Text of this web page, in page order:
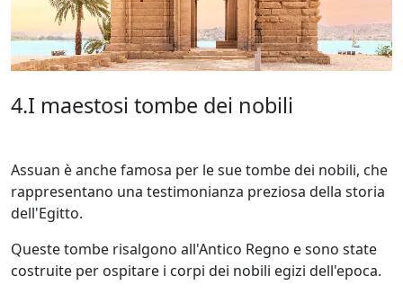
4.I maestosi tombe dei nobili
Assuan è anche famosa per le sue tombe dei nobili, che
rappresentano una testimonianza preziosa della storia
dell'Egitto.
Queste tombe risalgono all'Antico Regno e sono state
costruite per ospitare i corpi dei nobili egizi dell'epoca.